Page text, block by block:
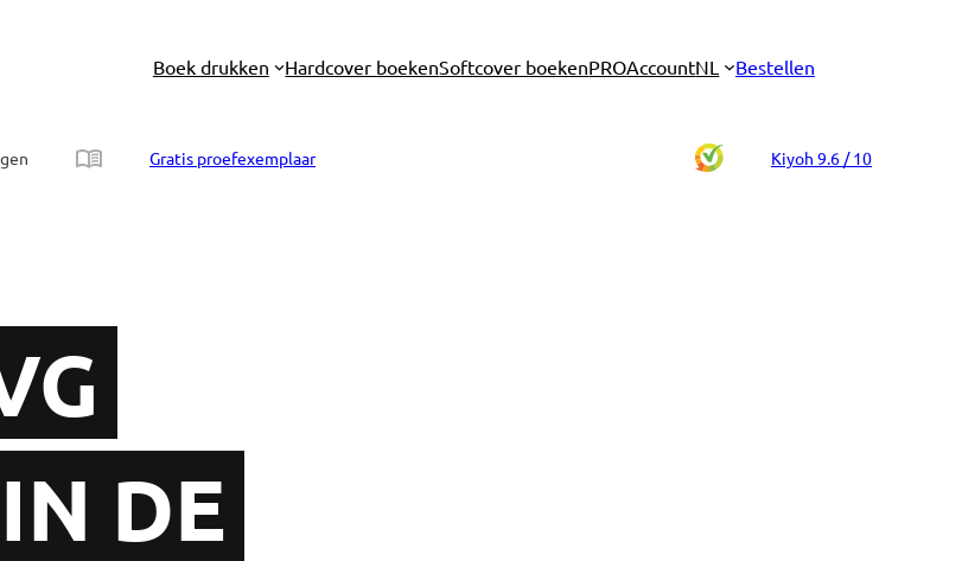
Boek drukken Hardcover boekenSoftcover boekenPROAccountNL Bestellen
Gratis proefexemplaar Kiyoh 9.6 / 10
DE